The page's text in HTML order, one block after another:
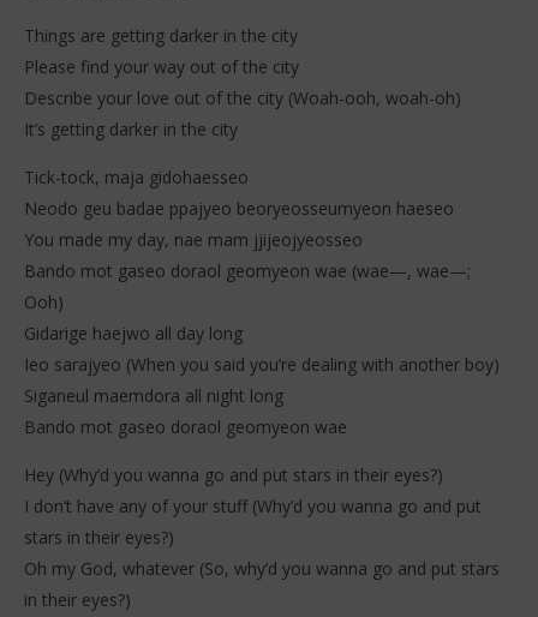
Things are getting darker in the city
Please find your way out of the city
Describe your love out of the city (Woah-ooh, woah-oh)
It’s getting darker in the city
Tick-tock, maja gidohaesseo
Neodo geu badae ppajyeo beoryeosseumyeon haeseo
You made my day, nae mam jjijeojyeosseo
Bando mot gaseo doraol geomyeon wae (wae—, wae—;
Ooh)
Gidarige haejwo all day long
Ieo sarajyeo (When you said you’re dealing with another boy)
Siganeul maemdora all night long
Bando mot gaseo doraol geomyeon wae
Hey (Why’d you wanna go and put stars in their eyes?)
I don’t have any of your stuff (Why’d you wanna go and put
stars in their eyes?)
Oh my God, whatever (So, why’d you wanna go and put stars
in their eyes?)